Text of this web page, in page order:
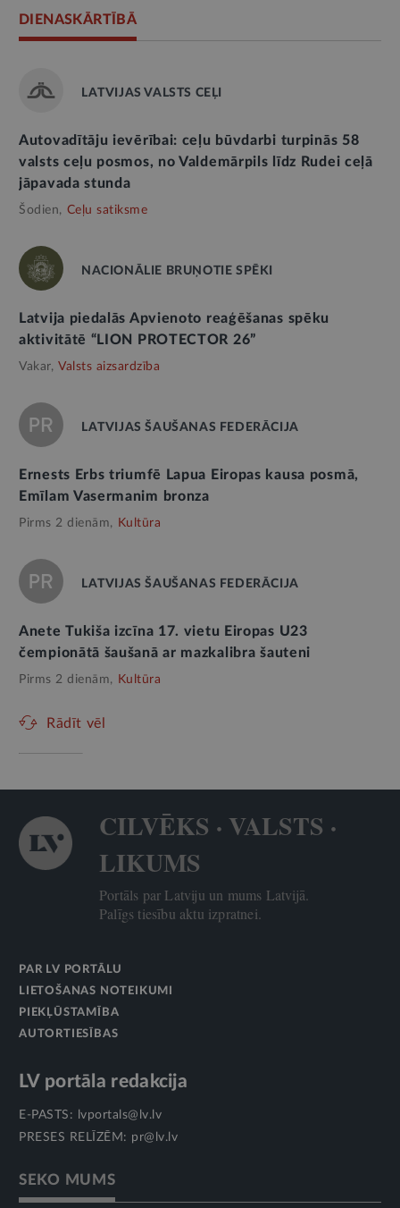
DIENASKĀRTĪBĀ
LATVIJAS VALSTS CEĻI
Autovadītāju ievērībai: ceļu būvdarbi turpinās 58
valsts ceļu posmos, no Valdemārpils līdz Rudei ceļā
jāpavada stunda
Šodien, Ceļu satiksme
NACIONĀLIE BRUŅOTIE SPĒKI
Latvija piedalās Apvienoto reaģēšanas spēku
aktivitātē “LION PROTECTOR 26”
Vakar, Valsts aizsardzība
LATVIJAS ŠAUŠANAS FEDERĀCIJA
Ernests Erbs triumfē Lapua Eiropas kausa posmā,
Emīlam Vasermanim bronza
Pirms 2 dienām, Kultūra
LATVIJAS ŠAUŠANAS FEDERĀCIJA
Anete Tukiša izcīna 17. vietu Eiropas U23
čempionātā šaušanā ar mazkalibra šauteni
Pirms 2 dienām, Kultūra
Rādīt vēl
CILVĒKS · VALSTS ·
LIKUMS
Portāls par Latviju un mums Latvijā.
Palīgs tiesību aktu izpratnei.
PAR LV PORTĀLU
LIETOŠANAS NOTEIKUMI
PIEKĻŪSTAMĪBA
AUTORTIESĪBAS
LV portāla redakcija
E-PASTS:
lvportals@lv.lv
PRESES RELĪZĒM: pr@lv.lv
SEKO MUMS